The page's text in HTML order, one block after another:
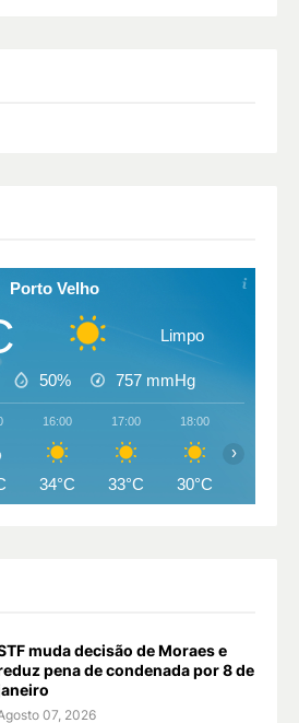
Porto Velho
Limpo
50% 757 mmHg
16:00
34°C
17:00
33°C
18:00
30°C
›
muda decisão de Moraes e
pena de condenada por 8 de
07, 2026